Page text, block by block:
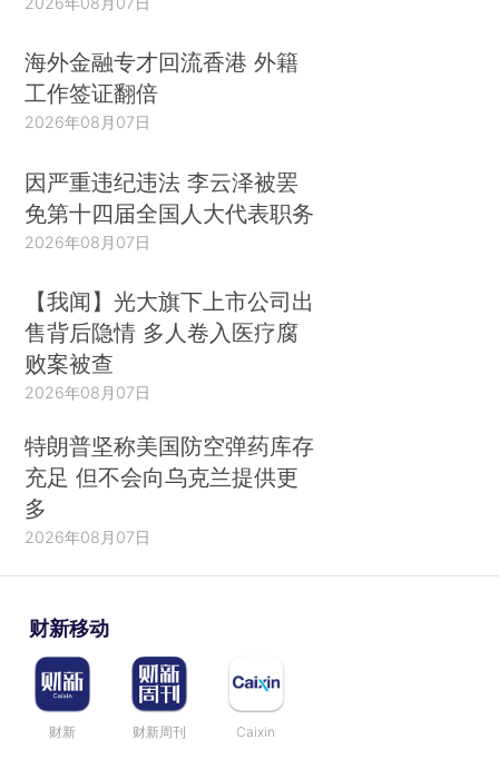
海外金融专才回流香港 外籍
工作签证翻倍
2026年08月07日
因严重违纪违法 李云泽被罢
免第十四届全国人大代表职务
2026年08月07日
【我闻】光大旗下上市公司出
售背后隐情 多人卷入医疗腐
败案被查
2026年08月07日
特朗普坚称美国防空弹药库存
充足 但不会向乌克兰提供更
多
2026年08月07日
财新移动
财新 财新周刊 Caixin